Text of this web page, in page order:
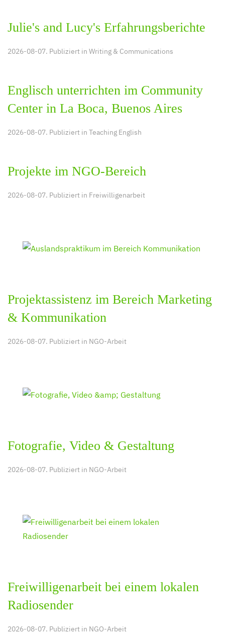
Julie's and Lucy's Erfahrungsberichte
2026-08-07. Publiziert in Writing & Communications
Englisch unterrichten im Community
Center in La Boca, Buenos Aires
2026-08-07. Publiziert in Teaching English
Projekte im NGO-Bereich
2026-08-07. Publiziert in Freiwilligenarbeit
Projektassistenz im Bereich Marketing
& Kommunikation
2026-08-07. Publiziert in NGO-Arbeit
Fotografie, Video & Gestaltung
2026-08-07. Publiziert in NGO-Arbeit
Freiwilligenarbeit bei einem lokalen
Radiosender
2026-08-07. Publiziert in NGO-Arbeit